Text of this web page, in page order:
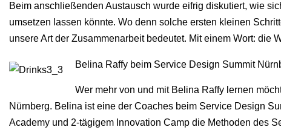
Beim anschließenden Austausch wurde eifrig diskutiert, wie
umsetzen lassen könnte. Wo denn solche ersten kleinen
unsere Art der Zusammenarbeit bedeutet. Mit einem Wort: die
Belina Raffy beim Service Design Summit
Wer mehr von und mit Belina Raffy lernen
Nürnberg. Belina ist eine der Coaches beim Service Design
Academy und 2-tägigem Innovation Camp die Methoden des